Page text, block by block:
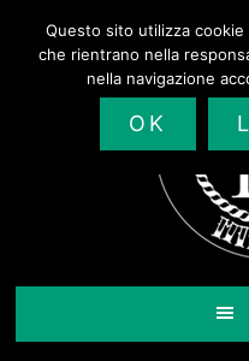
contenuto
Questo sito utilizza
che rientrano nella
nella navigazione
OK